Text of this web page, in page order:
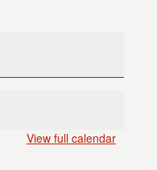
View full calendar